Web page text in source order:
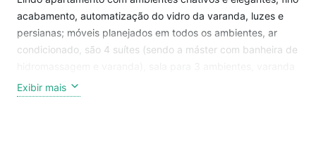
acabamento, automatização do vidro da varanda, luzes e
persianas; móveis planejados em todos os ambientes, ar
condicionado, são 4 suítes (sendo a máster com banheira de
gourmet, cozinha com ilha e ventilação natural, área de
serviço, depósito privativo e 5 vagas de garagem.
Exibir mais